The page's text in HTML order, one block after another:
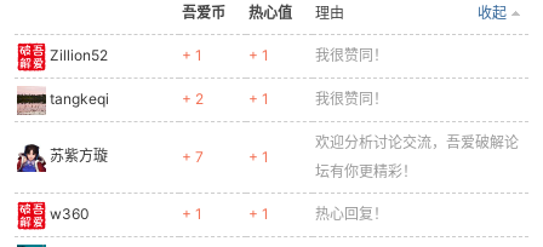
吾爱币 热心值 收起
理由
Zillion52 + 1 + 1 我很赞同！
tangkeqi + 2 + 1 我很赞同！
苏紫方璇 + 7 + 1
欢迎分析讨论交流，吾爱破解论
坛有你更精彩！
w360 + 1 + 1 热心回复！